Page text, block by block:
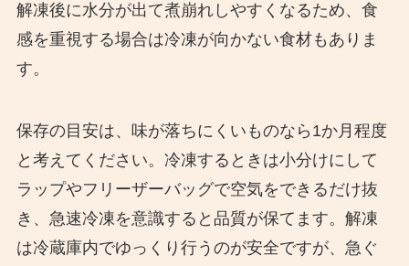
解凍後に水分が出て煮崩れしやすくなるため、食
感を重視する場合は冷凍が向かない食材もありま
す。
保存の目安は、味が落ちにくいものなら1か月程度
と考えてください。冷凍するときは小分けにして
ラップやフリーザーバッグで空気をできるだけ抜
き、急速冷凍を意識すると品質が保てます。解凍
は冷蔵庫内でゆっくり行うのが安全ですが、急ぐ